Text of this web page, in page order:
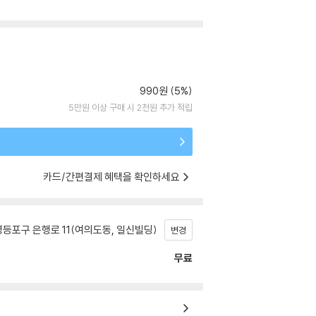
990원 (5%)
5만원 이상 구매 시 2천원 추가 적립
카드/간편결제 혜택을 확인하세요
포구 은행로 11(여의도동, 일신빌딩) 변경
무료